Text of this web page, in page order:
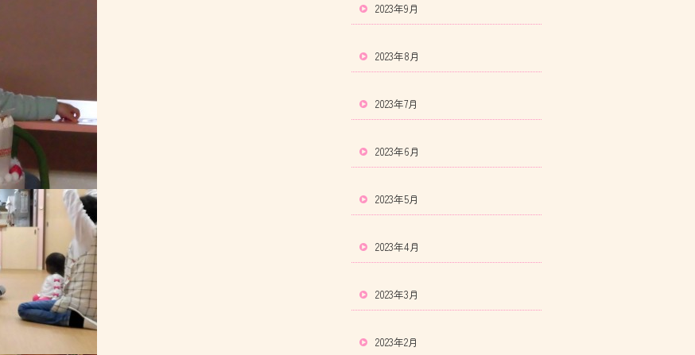
2023年9月
2023年8月
2023年7月
2023年6月
2023年5月
2023年4月
2023年3月
2023年2月